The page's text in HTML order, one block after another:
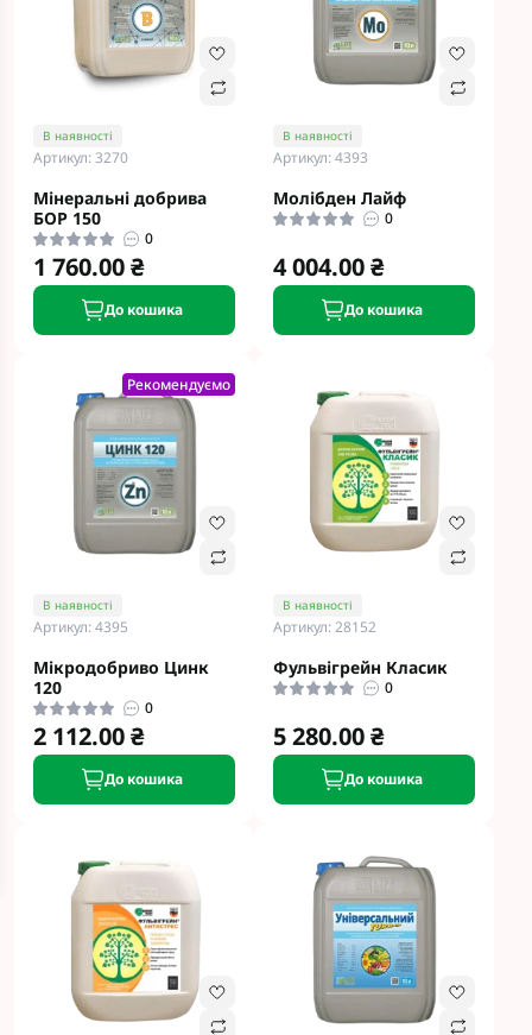
В наявності
Артикул: 3270
Мінеральні добрива
БОР 150
0
1 760.00 ₴
До кошика
В наявності
Артикул: 4393
Молібден Лайф
0
4 004.00 ₴
До кошика
Рекомендуємо
В наявності
Артикул: 4395
Мікродобриво Цинк
120
0
2 112.00 ₴
До кошика
В наявності
Артикул: 28152
Фульвігрейн Класик
0
5 280.00 ₴
До кошика